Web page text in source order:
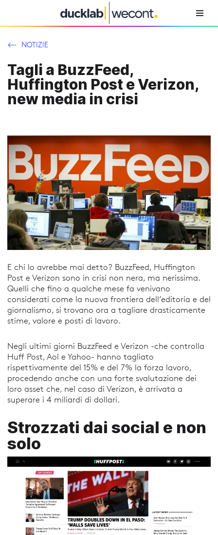
Vai
contenuto
NOTIZIE
Tagli a BuzzFeed,
Huffington Post e Verizon,
new media in crisi
E chi lo avrebbe mai detto? BuzzFeed, Huffington
Post e Verizon sono in crisi non nera, ma nerissima.
Quelli che fino a qualche mese fa venivano
considerati come la nuova frontiera dell’editoria e del
giornalismo, si trovano ora a tagliare drasticamente
stime, valore e posti di lavoro.
Negli ultimi giorni BuzzFeed e Verizon -che controlla
Huff Post, Aol e Yahoo- hanno tagliato
rispettivamente del 15% e del 7% la forza lavoro,
procedendo anche con una forte svalutazione dei
loro asset che, nel caso di Verizon, è arrivata a
superare i 4 miliardi di dollari.
Strozzati dai social e non
solo